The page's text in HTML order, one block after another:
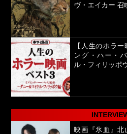
ヴ・エイカー 召
【人生のホラ
ング・ハー・
ル・フィリッポ
映画『氷血』北